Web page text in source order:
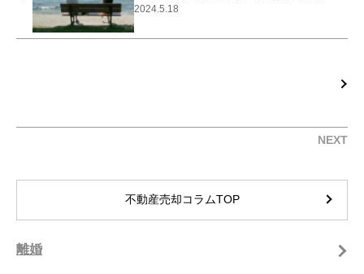
2024.5.18
NEXT
不動産売却コラムTOP
離婚